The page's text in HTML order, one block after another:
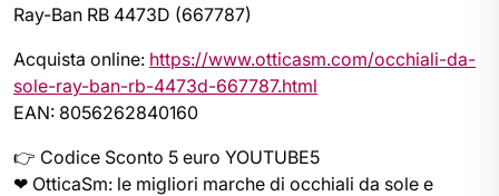
Ray-Ban RB 4473D (667787)
Acquista online: https://www.otticasm.com/occhiali-da-
sole-ray-ban-rb-4473d-667787.html
EAN: 8056262840160
👉 Codice Sconto 5 euro YOUTUBE5
❤ OtticaSm: le migliori marche di occhiali da sole e